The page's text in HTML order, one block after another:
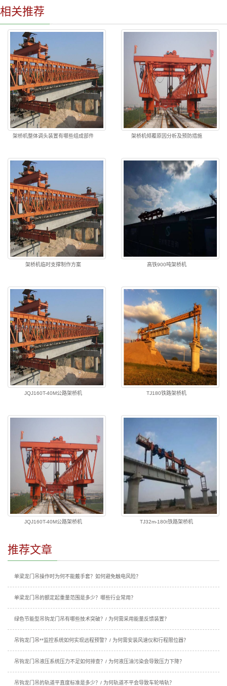
相关推荐
架桥机整体调头装置有哪些组成部件 架桥机倾覆原因分析及预防措施
架桥机临时支撑制作方案 高铁900吨架桥机
JQJ160T-40M公路架桥机 TJ180铁路架桥机
JQJ160T-40M公路架桥机 TJ32m-180t铁路架桥机
推荐文章
单梁龙门吊操作时为何不能戴手套？如何避免触电风险？
单梁龙门吊的额定起重量范围是多少？哪些行业常用？
绿色节能型吊钩龙门吊有哪些技术突破？/ 为何需采用能量反馈装置？
吊钩龙门吊**监控系统如何实现远程预警？/ 为何需安装风速仪和行程限位器？
吊钩龙门吊液压系统压力不足如何排查？/ 为何液压油污染会导致压力下降？
吊钩龙门吊的轨道平直度标准是多少？/ 为何轨道不平会导致车轮啃轨？